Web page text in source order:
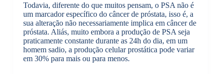
Todavia, diferente do que muitos pensam, o PSA não é
um marcador específico do câncer de próstata, isso é, a
sua alteração não necessariamente implica em câncer de
próstata. Aliás, muito embora a produção de PSA seja
praticamente constante durante as 24h do dia, em um
homem sadio, a produção celular prostática pode variar
em 30% para mais ou para menos.